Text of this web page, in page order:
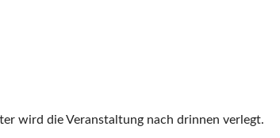
wird die Veranstaltung nach drinnen verlegt.